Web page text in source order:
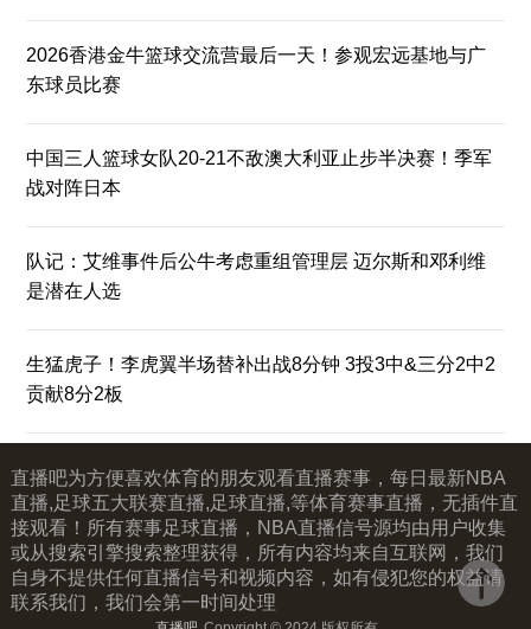
2026香港金牛篮球交流营最后一天！参观宏远基地与广
东球员比赛
中国三人篮球女队20-21不敌澳大利亚止步半决赛！季军
战对阵日本
队记：艾维事件后公牛考虑重组管理层 迈尔斯和邓利维
是潜在人选
生猛虎子！李虎翼半场替补出战8分钟 3投3中&三分2中2
贡献8分2板
直播吧为方便喜欢体育的朋友观看直播赛事，每日最新NBA
直播,足球五大联赛直播,足球直播,等体育赛事直播，无插件直
接观看！所有赛事足球直播，NBA直播信号源均由用户收集
或从搜索引擎搜索整理获得，所有内容均来自互联网，我们
自身不提供任何直播信号和视频内容，如有侵犯您的权益请
联系我们，我们会第一时间处理